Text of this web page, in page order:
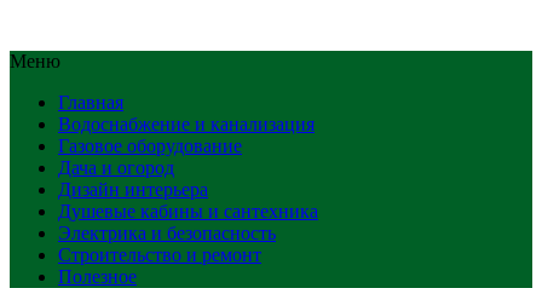
Меню
Главная
Водоснабжение и канализация
Газовое оборудование
Дача и огород
Дизайн интерьера
Душевые кабины и сантехника
Электрика и безопасность
Строительство и ремонт
Полезное